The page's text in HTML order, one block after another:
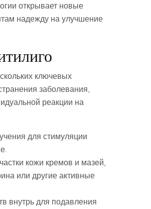
открывает новые
надежду на улучшение
ключевых
заболевания,
реакции на
для стимуляции
кожи кремов и мазей,
или другие активные
внутрь для подавления